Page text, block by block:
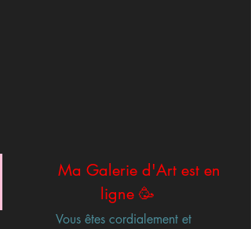
Ma Galerie d'Art est en
ligne 🥳
Vous êtes cordialement et